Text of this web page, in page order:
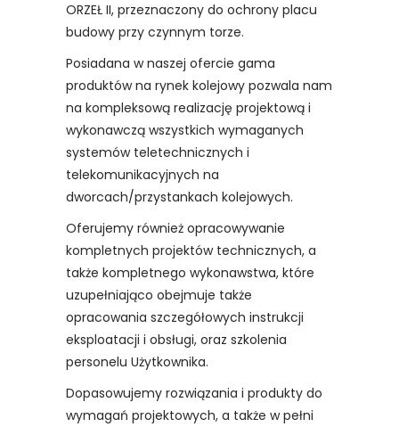
ORZEŁ II, przeznaczony do ochrony placu
budowy przy czynnym torze.
Posiadana w naszej ofercie gama
produktów na rynek kolejowy pozwala nam
na kompleksową realizację projektową i
wykonawczą wszystkich wymaganych
systemów teletechnicznych i
telekomunikacyjnych na
dworcach/przystankach kolejowych.
Oferujemy również opracowywanie
kompletnych projektów technicznych, a
także kompletnego wykonawstwa, które
uzupełniająco obejmuje także
opracowania szczegółowych instrukcji
eksploatacji i obsługi, oraz szkolenia
personelu Użytkownika.
Dopasowujemy rozwiązania i produkty do
wymagań projektowych, a także w pełni